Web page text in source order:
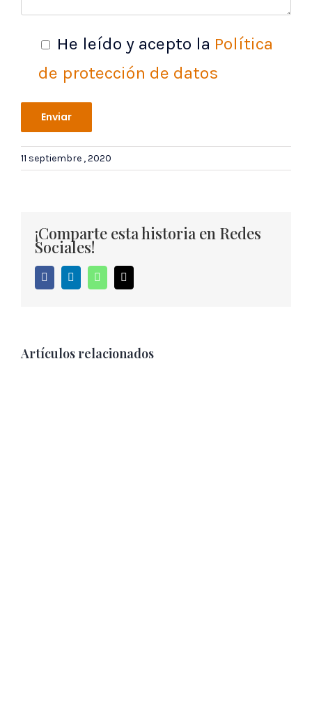
He leído y acepto la Política
de protección de datos
11 septiembre , 2020
¡Comparte esta historia en Redes
Sociales!
FacebookLinkedInWhatsApp
electrónico
Artículos relacionados